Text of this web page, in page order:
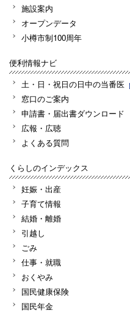
施設案内
オープンデータ
小樽市制100周年
便利情報ナビ
土・日・祝日の日中の当番医
窓口のご案内
申請書・届出書ダウンロード
広報・広聴
よくある質問
くらしのインデックス
妊娠・出産
子育て情報
結婚・離婚
引越し
ごみ
仕事・就職
おくやみ
国民健康保険
国民年金